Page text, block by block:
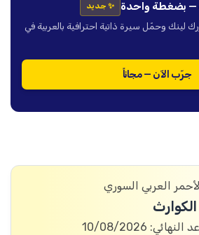
— بضغطة واحدة ✨ جديد
لينك وحمّل سيرة ذاتية احترافية بالعربية في
جرّب الآن — مجاناً
العربي السوري
10/08/2026